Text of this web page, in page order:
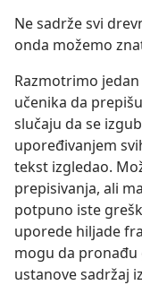
Ne sadrže svi
onda možemo
Razmotrimo
učenika da
slučaju da se
upoređivanjem
tekst izgledao.
prepisivanja, ali
potpuno iste
uporede hiljade
mogu da pronađu
ustanove sadržaj